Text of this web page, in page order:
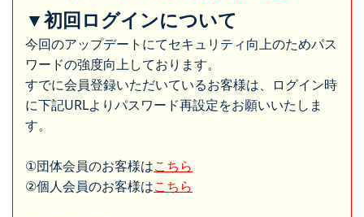
▼初回ログインについて
今回のアップデートにてセキュリティ向上のためパス
ワードの強度向上しております。
すでに会員登録いただいているお客様は、ログイン時
に下記URLよりパスワード再設定をお願いいたしま
す。
①団体会員のお客様はこちら
②個人会員のお客様はこちら